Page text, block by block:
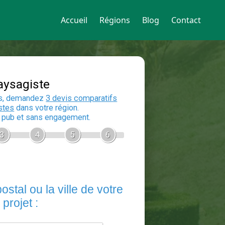
Accueil Régions Blog Contact
Devis Paysagiste
En 5 minutes, demandez
auxpaysagistesdans votre région.
Gratuit, sans pub et sans engagement.